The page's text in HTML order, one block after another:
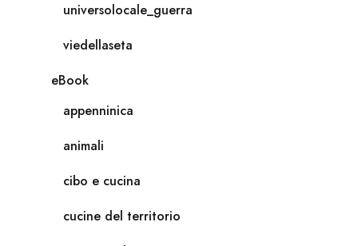
universolocale_guerra
viedellaseta
eBook
appenninica
animali
cibo e cucina
cucine del territorio